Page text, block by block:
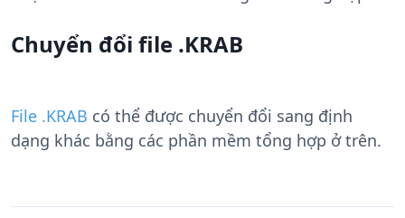
Chuyển đổi file .KRAB
File .KRAB có thể được chuyển đổi sang định
dạng khác bằng các phần mềm tổng hợp ở trên.